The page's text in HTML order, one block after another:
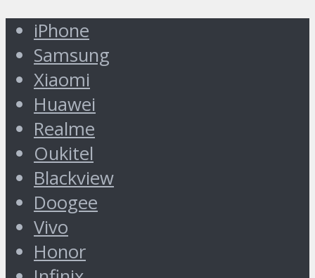
iPhone
Samsung
Xiaomi
Huawei
Realme
Oukitel
Blackview
Doogee
Vivo
Honor